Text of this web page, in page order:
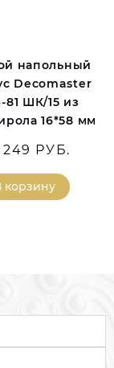
напольный
Decomaster
81 ШК/15 из
16*58 мм
РУБ.
корзину